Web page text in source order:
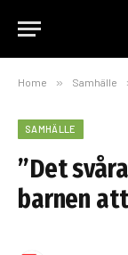
Home » Samhälle
SAMHÄLLE
”Det
barnen